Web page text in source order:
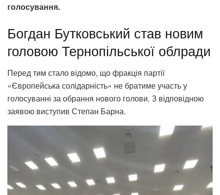
голосування.
Богдан Бутковський став новим
головою Тернопільської облради
Перед тим стало відомо, що фракція партії
«Європейська солідарність» не братиме участь у
голосуванні за обрання нового голови. З відповідною
заявою виступив Степан Барна.